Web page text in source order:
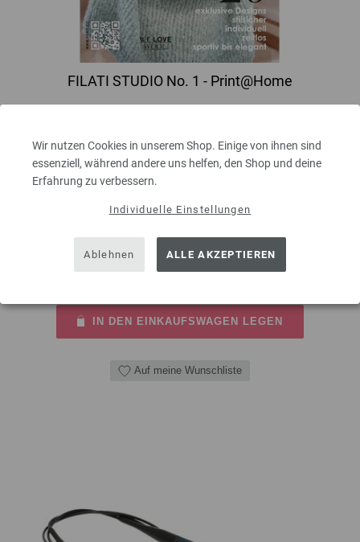
Wir nutzen Cookies in unserem Shop. Einige von ihnen sind
essenziell, während andere uns helfen, den Shop und deine
Erfahrung zu verbessern.
Individuelle Einstellungen
Ablehnen ALLE AKZEPTIEREN
FILATI STUDIO No. 1 - Print@Home
Print@Home FILATI STUDIO No. 1 Ausgabe findest du 26 exklusive Styles
aus edlen Lana Grossa Garnen. Die Modelle sind in Größe 32 bis 54
erhältlich. Um Länge, ...
UVP:6,50 € inkl. MwSt., zzgl.Versandkosten
MENGE
IN DEN EINKAUFSWAGEN LEGEN
Auf meine Wunschliste